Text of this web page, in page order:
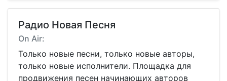
Радио Новая Песня
On Air:
Только новые песни, только новые авторы,
только новые исполнители. Площадка для
продвижения песен начинающих авторов